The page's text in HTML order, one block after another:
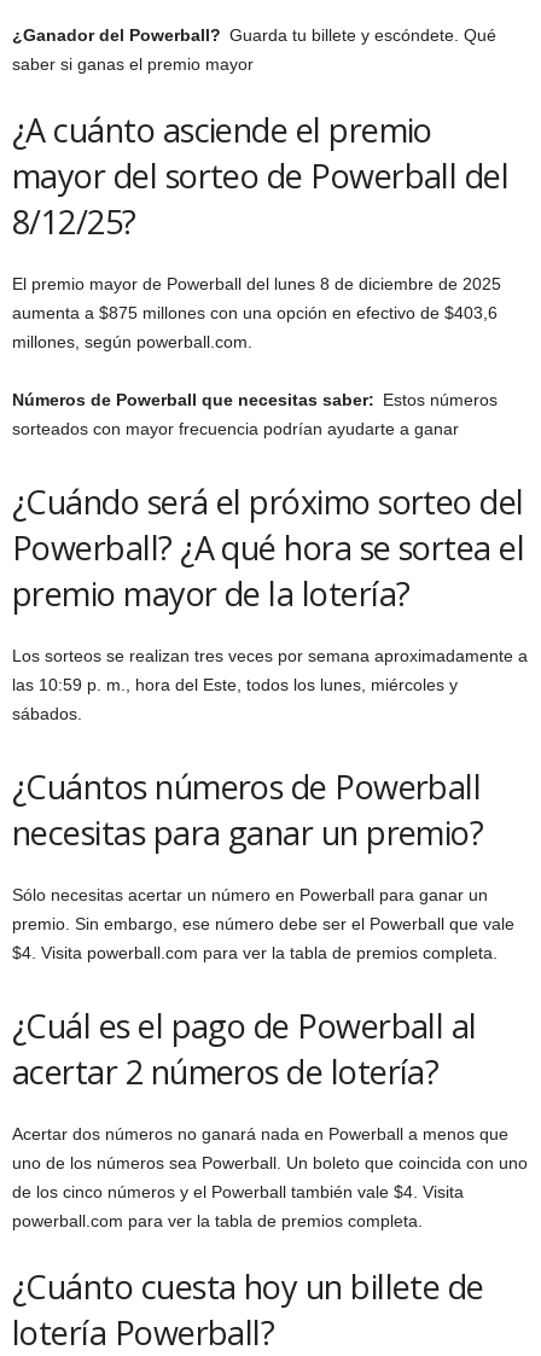
¿Ganador del Powerball? Guarda tu billete y escóndete. Qué
saber si ganas el premio mayor
¿A cuánto asciende el premio
mayor del sorteo de Powerball del
8/12/25?
El premio mayor de Powerball del lunes 8 de diciembre de 2025
aumenta a $875 millones con una opción en efectivo de $403,6
millones, según powerball.com.
Números de Powerball que necesitas saber: Estos números
sorteados con mayor frecuencia podrían ayudarte a ganar
¿Cuándo será el próximo sorteo del
Powerball? ¿A qué hora se sortea el
premio mayor de la lotería?
Los sorteos se realizan tres veces por semana aproximadamente a
las 10:59 p. m., hora del Este, todos los lunes, miércoles y
sábados.
¿Cuántos números de Powerball
necesitas para ganar un premio?
Sólo necesitas acertar un número en Powerball para ganar un
premio. Sin embargo, ese número debe ser el Powerball que vale
$4. Visita powerball.com para ver la tabla de premios completa.
¿Cuál es el pago de Powerball al
acertar 2 números de lotería?
Acertar dos números no ganará nada en Powerball a menos que
uno de los números sea Powerball. Un boleto que coincida con uno
de los cinco números y el Powerball también vale $4. Visita
powerball.com para ver la tabla de premios completa.
¿Cuánto cuesta hoy un billete de
lotería Powerball?